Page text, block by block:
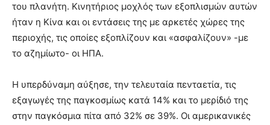
του πλανήτη. Κινητήριος μοχλός των εξοπλισμών αυτών
ήταν η Κίνα και οι εντάσεις της με αρκετές χώρες της
περιοχής, τις οποίες εξοπλίζουν και «ασφαλίζουν» -με
το αζημίωτο- οι ΗΠΑ.
Η υπερδύναμη αύξησε, την τελευταία πενταετία, τις
εξαγωγές της παγκοσμίως κατά 14% και το μερίδιό της
στην παγκόσμια πίτα από 32% σε 39%. Οι αμερικανικές